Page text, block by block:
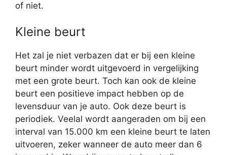
of niet.
Kleine beurt
Het zal je niet verbazen dat er bij een kleine
beurt minder wordt uitgevoerd in vergelijking
met een grote beurt. Toch kan ook de kleine
beurt een positieve impact hebben op de
levensduur van je auto. Ook deze beurt is
periodiek. Veelal wordt aangeraden om bij een
interval van 15.000 km een kleine beurt te laten
uitvoeren, zeker wanneer de auto meer dan 6